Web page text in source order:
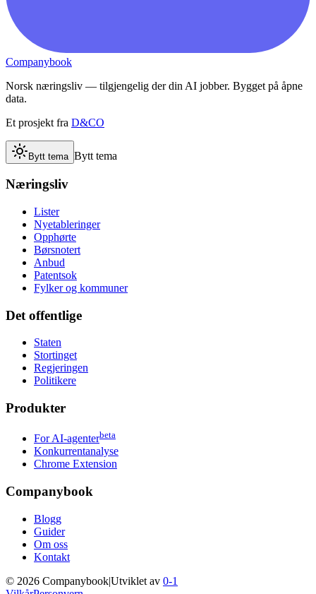
Companybook
Norsk næringsliv — tilgjengelig der din AI jobber. Bygget på åpne
data.
Et prosjekt fra D&CO
Bytt tema Bytt tema
Næringsliv
Lister
Nyetableringer
Opphørte
Børsnotert
Anbud
Patentsok
Fylker og kommuner
Det offentlige
Staten
Stortinget
Regjeringen
Politikere
Produkter
For AI-agenterbeta
Konkurrentanalyse
Chrome Extension
Companybook
Blogg
Guider
Om oss
Kontakt
© 2026 Companybook|Utviklet av 0-1